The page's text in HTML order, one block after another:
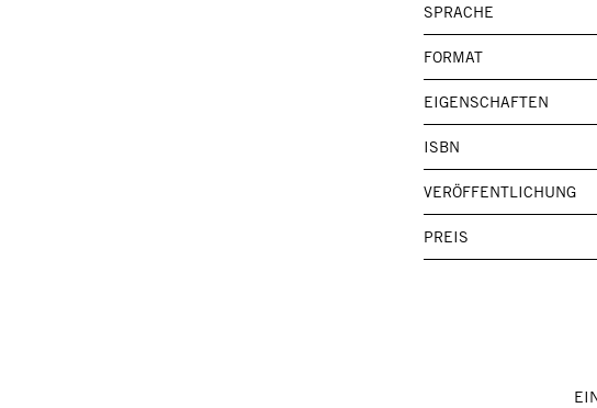
SPRACHE
FORMAT
EIGENSCHAFTEN
ISBN
VERÖFFENTLICHUNG
PREIS